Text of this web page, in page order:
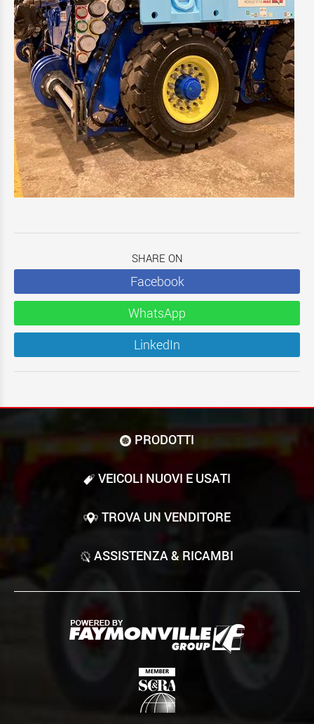
SHARE ON
Facebook
WhatsApp
LinkedIn
PRODOTTI
VEICOLI NUOVI E USATI
TROVA UN VENDITORE
ASSISTENZA & RICAMBI